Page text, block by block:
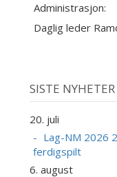
Administrasjon:
Daglig leder
SISTE NYHETER
20. juli
Lag-NM 2026
ferdigspilt
6. august